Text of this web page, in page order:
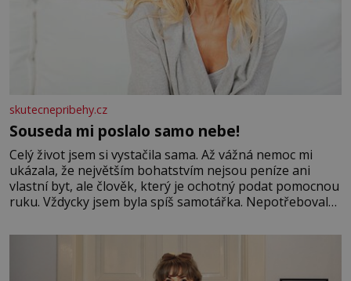
skutecnepribehy.cz
Souseda mi poslalo samo nebe!
Celý život jsem si vystačila sama. Až vážná nemoc mi
ukázala, že největším bohatstvím nejsou peníze ani
vlastní byt, ale člověk, který je ochotný podat pomocnou
ruku. Vždycky jsem byla spíš samotářka. Nepotřebovala
mi knihy, práce a hlavně klid. Hned po studiích jsem